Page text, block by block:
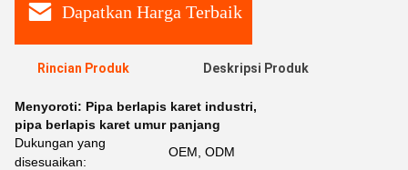
Dapatkan Harga Terbaik
Rincian Produk Deskripsi Produk
Menyoroti: Pipa berlapis karet industri,
pipa berlapis karet umur panjang
Dukungan yang
disesuaikan:
OEM, ODM